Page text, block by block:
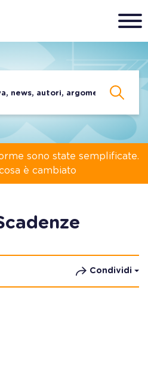
sono state semplificate.
è cambiato
Condividi